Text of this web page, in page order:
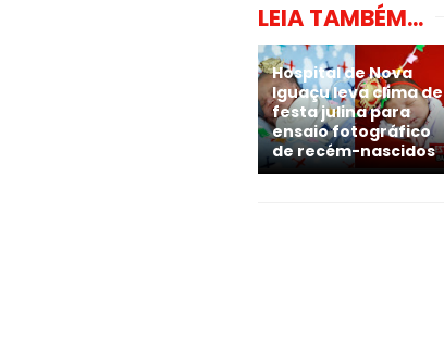
LEIA TAMBÉM...
Hospital de Nova
Iguaçu leva clima de
festa julina para
ensaio fotográfico
de recém-nascidos